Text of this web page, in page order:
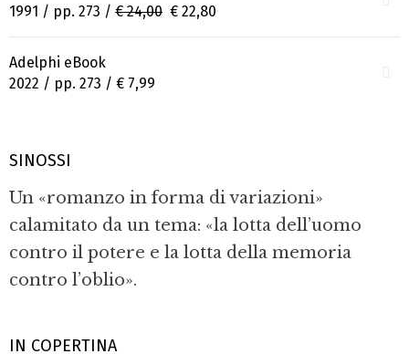
IN COPERTINA
1991 / pp. 273 / € 24,00 € 22,80
Adelphi eBook
2022 / pp. 273 / € 7,99
SINOSSI
Un «romanzo in forma di variazioni»
calamitato da un tema: «la lotta dell’uomo
contro il potere e la lotta della memoria
contro l’oblio».